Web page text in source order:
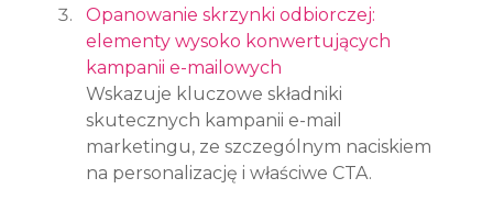
Opanowanie skrzynki odbiorczej:
elementy wysoko konwertujących
kampanii e-mailowych
Wskazuje kluczowe składniki
skutecznych kampanii e-mail
marketingu, ze szczególnym naciskiem
na personalizację i właściwe CTA.